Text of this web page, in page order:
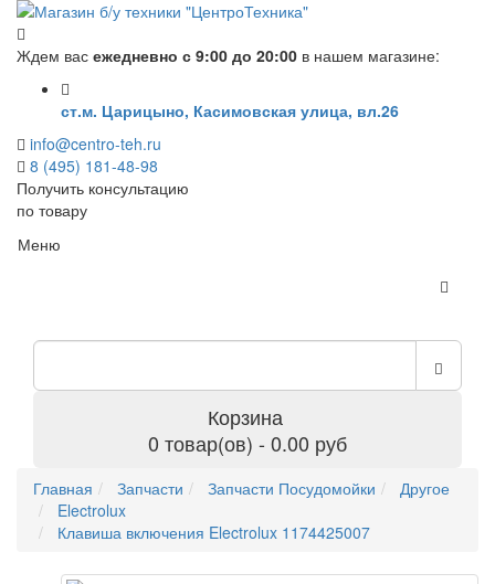
Ждем вас ежедневно с 9:00 до 20:00 в нашем магазине:
ст.м. Царицыно, Касимовская улица, вл.26
info@centro-teh.ru
8 (495) 181-48-98
Получить консультацию
по товару
Меню
Корзина
0 товар(ов) - 0.00 руб
Главная Запчасти Запчасти Посудомойки
Другое
Electrolux
Клавиша включения Electrolux 1174425007